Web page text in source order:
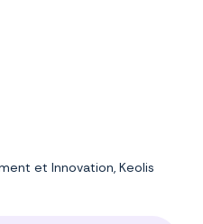
et Innovation, Keolis